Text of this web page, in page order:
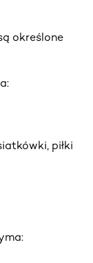
określone
piłki